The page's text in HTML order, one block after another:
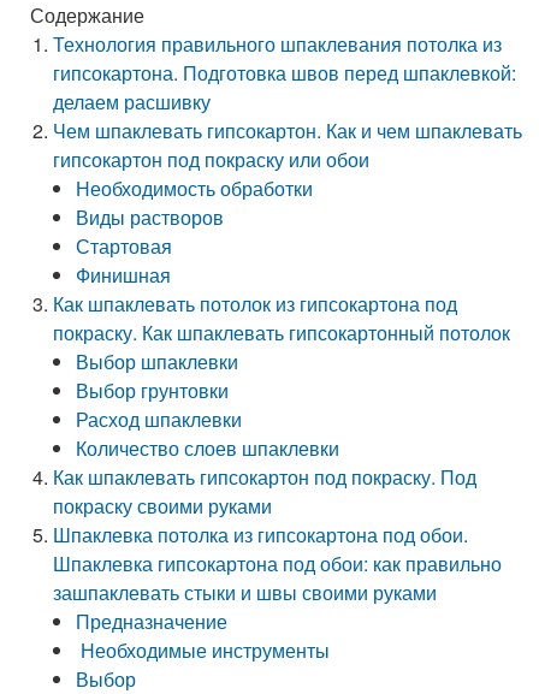
Содержание
Технология правильного шпаклевания потолка из
гипсокартона. Подготовка швов перед шпаклевкой:
делаем расшивку
Чем шпаклевать гипсокартон. Как и чем шпаклевать
гипсокартон под покраску или обои
Необходимость обработки
Виды растворов
Стартовая
Финишная
Как шпаклевать потолок из гипсокартона под
покраску. Как шпаклевать гипсокартонный потолок
Выбор шпаклевки
Выбор грунтовки
Расход шпаклевки
Количество слоев шпаклевки
Как шпаклевать гипсокартон под покраску. Под
покраску своими руками
Шпаклевка потолка из гипсокартона под обои.
Шпаклевка гипсокартона под обои: как правильно
зашпаклевать стыки и швы своими руками
Предназначение
Необходимые инструменты
Выбор